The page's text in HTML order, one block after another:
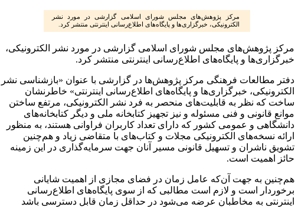
مرکز پژوهش‌های مجلس شورای اسلامی گزارشی در مورد نشر
الکترونیکی، خبرگزاری‌ها و پایگاه‌های اطلاع‌رسانی اینترنتی منتشر کرد.
مرکز پژوهش‌های مجلس شورای اسلامی گزارشی در مورد نشر الکترونیکی،
خبرگزاری‌ها و پایگاه‌های اطلاع‌رسانی اینترنتی منتشر کرد.
دفتر مطالعات فرهنگی مرکز پژوهش‌ها در گزارشی با عنوان «بازشناسی نشر
الکترونیکی، خبرگزاری‌ها و پایگاه‌های اطلاع‌رسانی اینترنتی» خاطرنشان
ساخت که نظر به قابلیت‌های منحصر به فرد نشر الکترونیکی، مرتفع ساختن
موانع قانونی و فنی مسئوله و نیز تجهیز کتابخانه ملی و دیگر کتابخانه‌های
دانشگاهی و عمومی کشور که دارای تعداد کاربران فراوانی هستند، به منظور
ارائه نسخه‌های الکترونیکی مجلات و کتاب‌های با متقاضی زیاد و هم‌چنین
تشویق ناشران و تسهیل قانونی مسیر آنان جهت سرمایه‌گذاری در این زمینه
حائز اهمیت است.
هم‌چنین به جهت آن‌که عامل زمان در فضای مجازی از اهمیت شایانی
برخوردار است و لازم است مطالبی که از سوی پایگاه‌های اطلاع‌رسانی
اینترنتی به مخاطبان عرضه می‌شود در حداقل زمان قابل دسترسی باشد